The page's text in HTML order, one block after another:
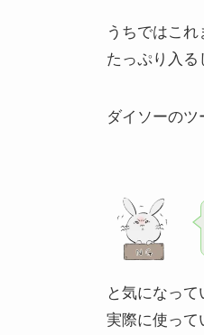
うちではこ
たっぷり入る
ダイソーのツ
と気になっ
実際に使って